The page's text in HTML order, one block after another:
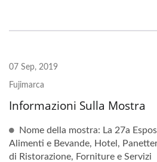
07 Sep, 2019
Fujimarca
Informazioni Sulla Mostra
Nome della mostra: La 27a
Alimenti e Bevande, Hotel,
di Ristorazione, Forniture e Servizi